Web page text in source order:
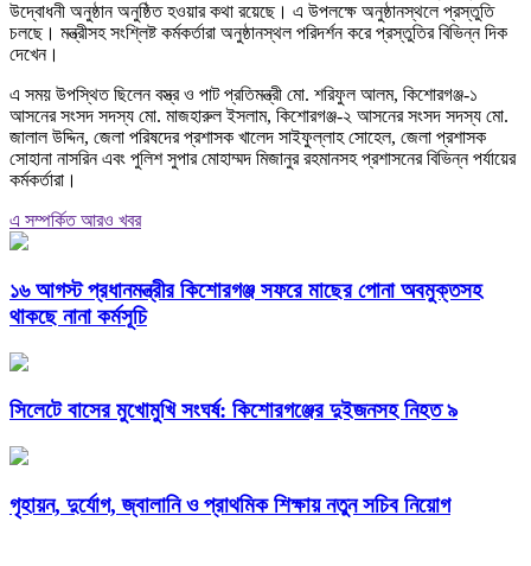
উদ্বোধনী অনুষ্ঠান অনুষ্ঠিত হওয়ার কথা রয়েছে। এ উপলক্ষে অনুষ্ঠানস্থলে প্রস্তুতি
চলছে। মন্ত্রীসহ সংশ্লিষ্ট কর্মকর্তারা অনুষ্ঠানস্থল পরিদর্শন করে প্রস্তুতির বিভিন্ন দিক
দেখেন।
এ সময় উপস্থিত ছিলেন বস্ত্র ও পাট প্রতিমন্ত্রী মো. শরিফুল আলম, কিশোরগঞ্জ-১
আসনের সংসদ সদস্য মো. মাজহারুল ইসলাম, কিশোরগঞ্জ-২ আসনের সংসদ সদস্য মো.
জালাল উদ্দিন, জেলা পরিষদের প্রশাসক খালেদ সাইফুল্লাহ সোহেল, জেলা প্রশাসক
সোহানা নাসরিন এবং পুলিশ সুপার মোহাম্মদ মিজানুর রহমানসহ প্রশাসনের বিভিন্ন পর্যায়ের
কর্মকর্তারা।
এ সম্পর্কিত আরও খবর
১৬ আগস্ট প্রধানমন্ত্রীর কিশোরগঞ্জ সফরে মাছের পোনা অবমুক্তসহ
থাকছে নানা কর্মসূচি
সিলেটে বাসের মুখোমুখি সংঘর্ষ: কিশোরগঞ্জের দুইজনসহ নিহত ৯
গৃহায়ন, দুর্যোগ, জ্বালানি ও প্রাথমিক শিক্ষায় নতুন সচিব নিয়োগ